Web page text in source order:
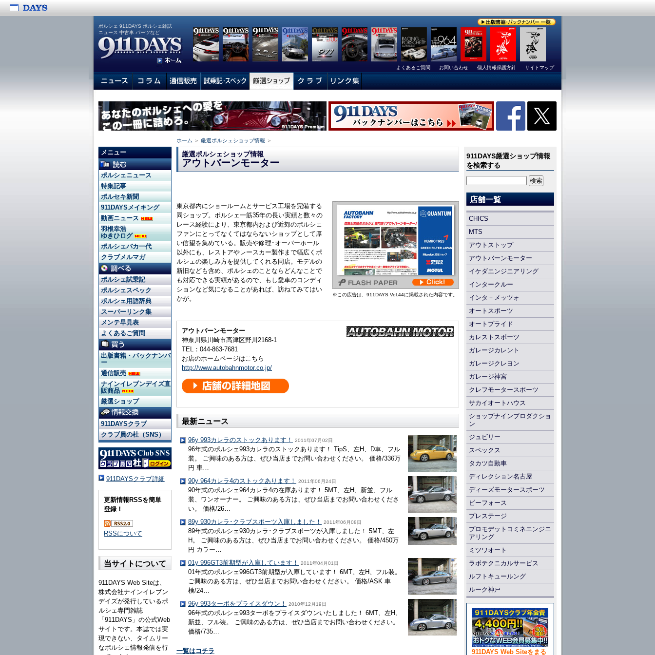
ポルシェ 911DAYS ポルシェ雑誌
ニュース 中古車 パーツなど
ホーム ＞ 厳選ポルシェショップ情報 ＞
厳選ポルシェショップ情報
アウトバーンモーター
※この広告は、911DAYS Vol.44に掲載された内容です。
東京都内にショールームとサービス工場を完備する
同ショップ。ポルシェ一筋35年の長い実績と数々の
レース経験により、東京都内および近郊のポルシェ
ファンにとってなくてはならないショップとして厚
い信望を集めている。販売や修理･オーバーホール
以外にも、レストアやレースカー製作まで幅広くポ
ルシェの楽しみ方を提供してくれる同店。モデルの
新旧なども含め、ポルシェのことならどんなことで
も対応できる実績があるので、もし愛車のコンディ
ションなど気になることがあれば、訪ねてみてはい
かが。
アウトバーンモーター
神奈川県川崎市高津区野川2168-1
TEL：044-863-7681
お店のホームページはこちら
http://www.autobahnmotor.co.jp/
最新ニュース
96y 993カレラのストックあります！ 2011年07月02日
96年式のポルシェ993カレラのストックあります！ TipS、左H、D車、フル
装。 ご興味のある方は、ぜひ当店までお問い合わせください。 価格/336万
円 車…
90y 964カレラ4のストックあります！
2011年06月24日
90年式のポルシェ964カレラ4の在庫あります！ 5MT、左H、新並、フル
装、ワンオーナー。 ご興味のある方は、ぜひ当店までお問い合わせくださ
い。 価格/26…
89y 930カレラ･クラブスポーツ入庫しました！
2011年06月08日
89年式のポルシェ930カレラ･クラブスポーツが入庫しました！ 5MT、左
H。 ご興味のある方は、ぜひ当店までお問い合わせください。 価格/450万
円 カラー…
01y 996GT3前期型が入庫しています！
2011年04月01日
01年式のポルシェ996GT3前期型が入庫しています！ 6MT、左H、フル装。
ご興味のある方は、ぜひ当店までお問い合わせください。 価格/ASK 車
検/24…
96y 993ターボをプライスダウン！
2010年12月19日
96年式のポルシェ993ターボをプライスダウンいたしました！ 6MT、左H、
新並、フル装。 ご興味のある方は、ぜひ当店までお問い合わせください。
価格/735…
一覧はコチラ
911DAYS厳選ショップ情報
を検索する
店舗一覧
CHICS
MTS
アウトストップ
アウトバーンモーター
イケダエンジニアリング
インタークルー
インタ－メッツォ
オートスポーツ
オートプライド
カレストスポーツ
ガレージカレント
ガレージクレヨン
ガレージ神宮
クレフモータースポーツ
サカイオートハウス
ショップナインプロダクショ
ン
ジュビリー
スペックス
タカツ自動車
ディレクション名古屋
ディーズモータースポーツ
ビーフォース
プレステージ
プロモデットコミネエンジニ
アリング
ミツワオート
ラボテクニカルサービス
ルフトキュールング
ルーク神戸
911DAYS Web Siteをまる
メニュー
ポルシェニュース
特集記事
ポルセキ新聞
911DAYSメイキング
動画ニュース
羽根幸浩
ゆきひログ
ポルシェバカ一代
クラブメルマガ
ポルシェ試乗記
ポルシェスペック
ポルシェ用語辞典
スーパーリンク集
メンテ早見表
よくあるご質問
出版書籍・バックナンバ
ー
通信販売
ナインイレブンデイズ直
販商品
厳選ショップ
911DAYSクラブ
クラブ員の杜（SNS）
911DAYSクラブ詳細
更新情報RSSを簡単
登録！
RSSについて
当サイトについて
911DAYS Web Siteは、
株式会社ナインイレブン
デイズが発行しているポ
ルシェ専門雑誌
「911DAYS」の公式Web
サイトです。本誌では実
現できない、タイムリー
なポルシェ情報発信を行
よくあるご質問 お問い合わせ 個人情報保護方針 サイトマップ